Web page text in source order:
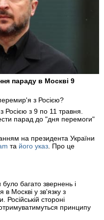
параду в Москві 9
з Росією?
з 9 по 11 травня.
парад до "дня перемоги"
на президента України
та його указ . Про це
багато звернень і
в Москві у зв'язку з
Російській стороні
принципу